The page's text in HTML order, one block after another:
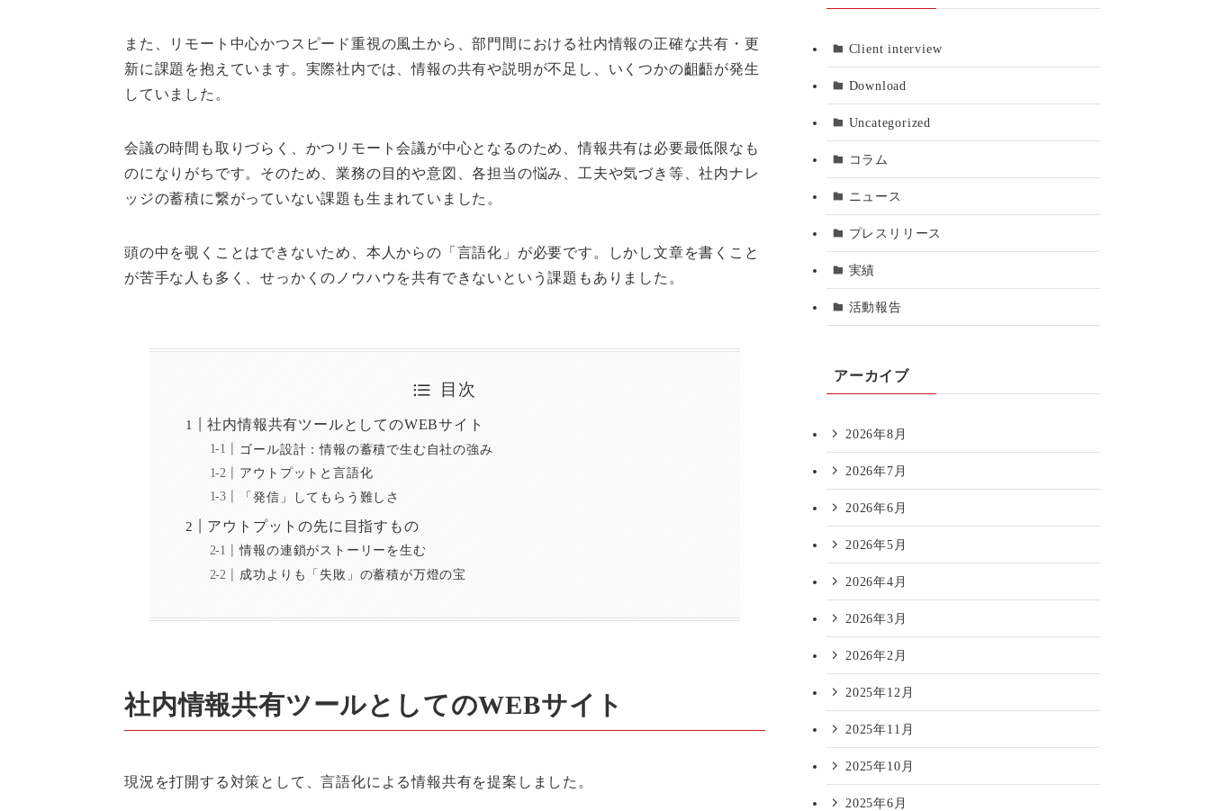
また、リモート中心かつスピード重視の風土から、部門間における社内情報の正確な共有・更
新に課題を抱えています。実際社内では、情報の共有や説明が不足し、いくつかの齟齬が発生
していました。
会議の時間も取りづらく、かつリモート会議が中心となるのため、情報共有は必要最低限なも
のになりがちです。そのため、業務の目的や意図、各担当の悩み、工夫や気づき等、社内ナレ
ッジの蓄積に繋がっていない課題も生まれていました。
頭の中を覗くことはできないため、本人からの「言語化」が必要です。しかし文章を書くこと
が苦手な人も多く、せっかくのノウハウを共有できないという課題もありました。
目次
社内情報共有ツールとしてのWEBサイト
ゴール設計：情報の蓄積で生む自社の強み
アウトプットと言語化
「発信」してもらう難しさ
アウトプットの先に目指すもの
情報の連鎖がストーリーを生む
成功よりも「失敗」の蓄積が万燈の宝
社内情報共有ツールとしてのWEBサイト
現況を打開する対策として、言語化による情報共有を提案しました。
Client interview
Download
Uncategorized
コラム
ニュース
プレスリリース
実績
活動報告
アーカイブ
2026年8月
2026年7月
2026年6月
2026年5月
2026年4月
2026年3月
2026年2月
2025年12月
2025年11月
2025年10月
2025年6月